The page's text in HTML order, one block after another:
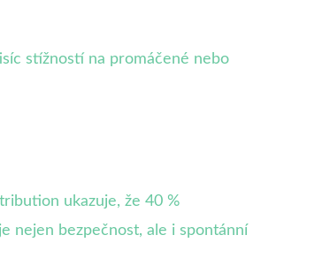
stížností na promáčené nebo
ukazuje, že 40 %
nejen bezpečnost, ale i spontánní